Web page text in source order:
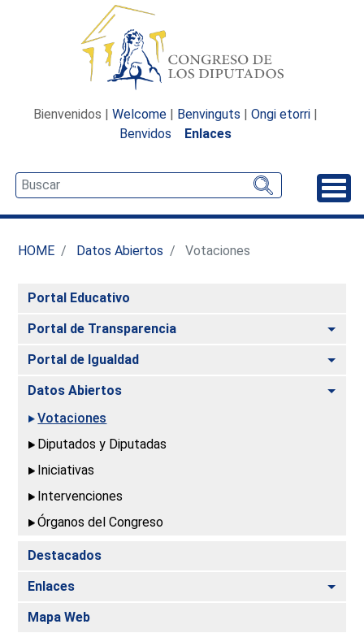
Bienvenidos | Welcome | Benvinguts | Ongi etorri |
Benvidos
Enlaces
HOME Datos Abiertos Votaciones
Portal Educativo
Portal de Transparencia
Portal de Igualdad
Datos Abiertos
Votaciones
Diputados y Diputadas
Iniciativas
Intervenciones
Órganos del Congreso
Destacados
Enlaces
Mapa Web